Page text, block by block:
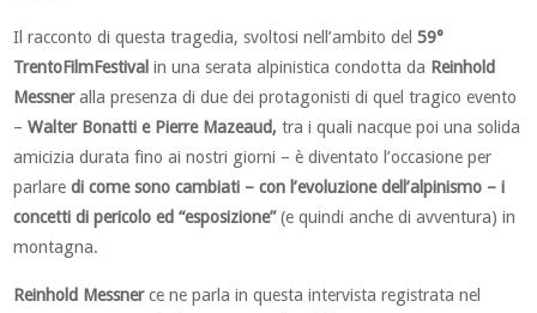
Il racconto di questa tragedia, svoltosi nell’ambito del59°
TrentoFilmFestival in una serata alpinistica condotta da Reinhold
Messneralla presenza di due dei protagonisti di quel tragico evento
–Walter Bonatti e Pierre Mazeaud,tra i quali nacque poi una solida
amicizia durata fino ai nostri giorni – è diventato l’occasione per
parlaredi come sono cambiati – con l’evoluzione dell’alpinismo – i
concetti di pericolo ed “esposizione”(e quindi anche di avventura) in
montagna.
Reinhold Messnerce ne parla in questa intervista registrata nel